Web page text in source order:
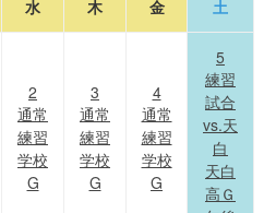
水 木 金 土
2
通常
練習
学校
G
3
通常
練習
学校
G
4
通常
練習
学校
G
5
練習
試合
vs.天
白
天白
高Ｇ